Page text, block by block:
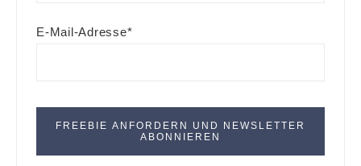
E-Mail-Adresse*